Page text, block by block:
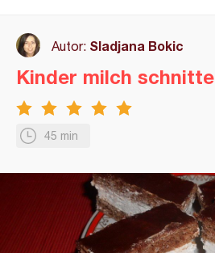
Autor: Sladjana Bokic
45 min
Kinder milch schnitte